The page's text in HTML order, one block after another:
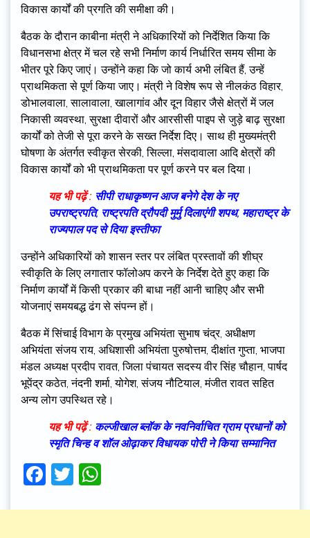
विकास कार्यों की प्रगति की समीक्षा की।
बैठक के दौरान काबीना मंत्री ने अधिकारियों को निर्देशित किया कि
विधानसभा क्षेत्र में चल रहे सभी निर्माण कार्य निर्धारित समय सीमा के
भीतर पूरे किए जाएं। उन्होंने कहा कि जो कार्य अभी लंबित हैं, उन्हें
प्राथमिकता से पूर्ण किया जाए। मंत्री ने विशेष रूप से नीलकंठ विहार,
डोभालवाला, सालावाला, खालागांव और दून विहार जैसे क्षेत्रों में जल
निकासी व्यवस्था, सुरक्षा दीवारों और आरसीसी पाइप से जुड़े बाढ़ सुरक्षा
कार्यों को तेजी से पूरा करने के सख्त निर्देश दिए। साथ ही मुख्यमंत्री
घोषणा के अंतर्गत स्वीकृत सेरकी, सिल्ला, मंसदावाला आदि क्षेत्रों की
विकास कार्यों को भी प्राथमिकता पर पूर्ण करने पर बल दिया।
यह भी पढ़ें : सीपी राधाकृष्णन आज बनेगे देश के नए
उपराष्ट्रपति, राष्ट्रपति द्रौपदी मुर्मु दिलाएंगी शपथ, महाराष्ट्र के
राज्यपाल पद से दिया इस्तीफा
उन्होंने अधिकारियों को शासन स्तर पर लंबित प्रस्तावों की शीघ्र
स्वीकृति के लिए लगातार फॉलोअप करने के निर्देश देते हुए कहा कि
निर्माण कार्यों में किसी प्रकार की बाधा नहीं आनी चाहिए और सभी
योजनाएं समयबद्ध ढंग से संपन्न हों।
बैठक में सिंचाई विभाग के प्रमुख अभियंता सुभाष चंद्र, अधीक्षण
अभियंता संजय राय, अधिशासी अभियंता पुरुषोत्तम, दीक्षांत गुप्ता, भाजपा
मंडल अध्यक्ष प्रदीप रावत, जिला पंचायत सदस्य वीर सिंह चौहान, पार्षद
भूपेंद्र कठेत, नंदनी शर्मा, योगेश, संजय नौटियाल, मंजीत रावत सहित
अन्य लोग उपस्थित रहे।
यह भी पढ़ें : कल्जीखाल ब्लॉक के नवनिर्वाचित ग्राम प्रधानों को
स्मृति चिन्ह व शॉल ओढ़ाकर विधायक पोरी ने किया सम्मानित
Facebook
Twitter